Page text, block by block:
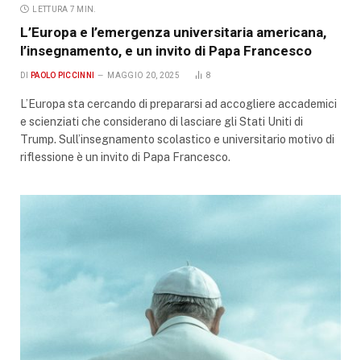
LETTURA 7 MIN.
L’Europa e l’emergenza universitaria americana,
l’insegnamento, e un invito di Papa Francesco
DI PAOLO PICCINNI MAGGIO 20, 2025 8
L’Europa sta cercando di prepararsi ad accogliere accademici
e scienziati che considerano di lasciare gli Stati Uniti di
Trump. Sull’insegnamento scolastico e universitario motivo di
riflessione è un invito di Papa Francesco.